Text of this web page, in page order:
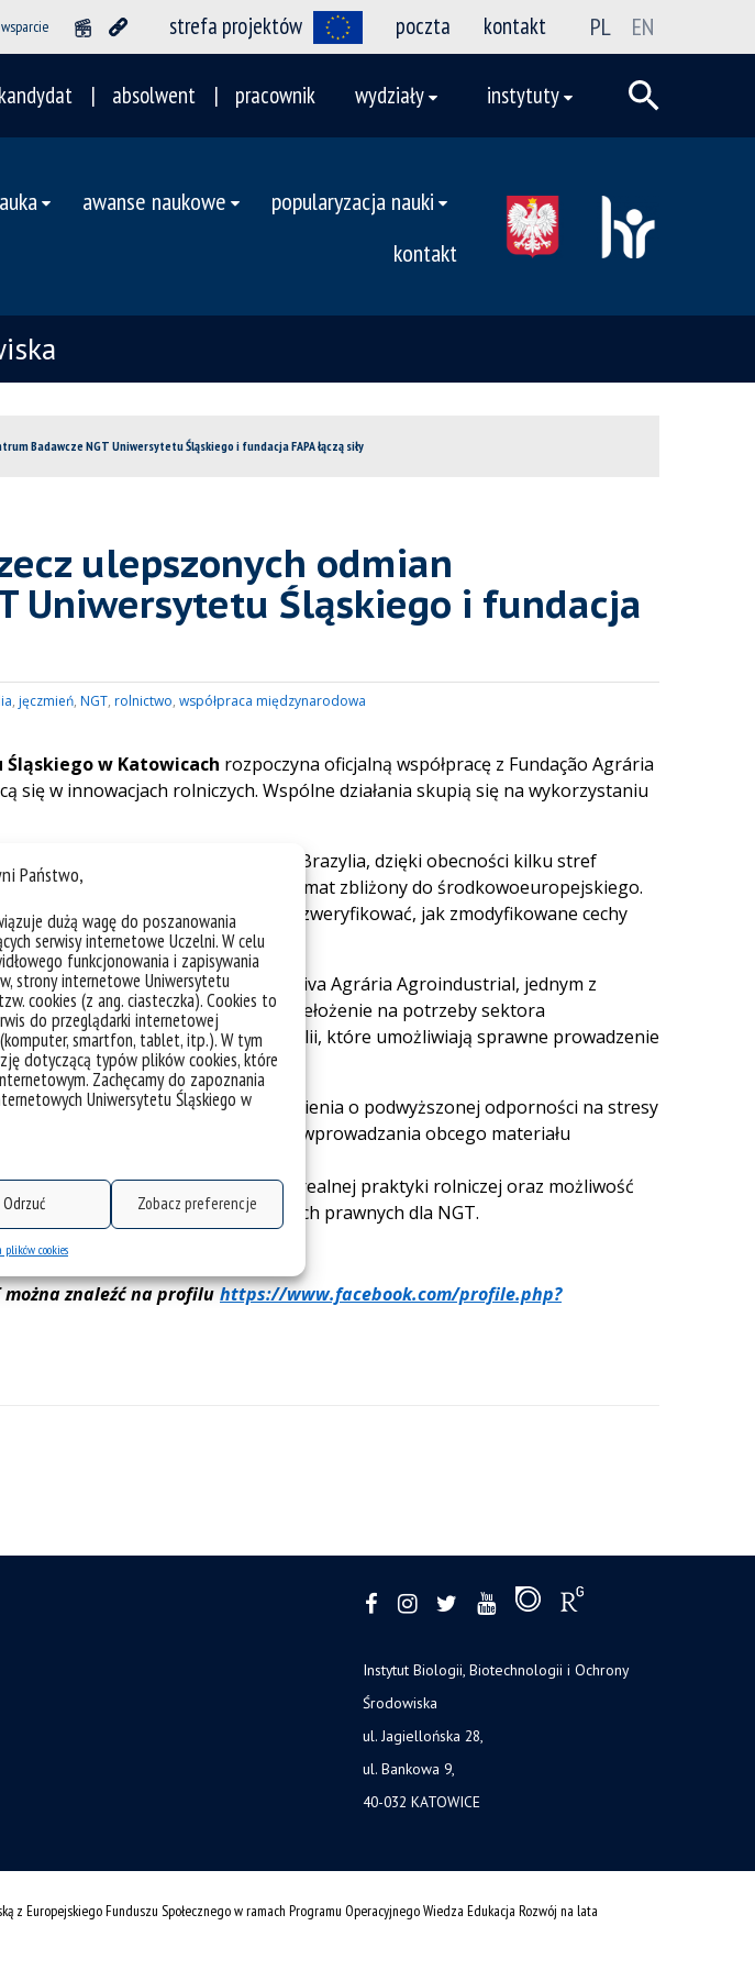
Państwo,
dużą wagę do poszanowania
serwisy internetowe Uczelni. W celu
funkcjonowania i zapisywania
strony internetowe Uniwersytetu
cookies (z ang. ciasteczka). Cookies to
do przeglądarki internetowej
smartfon, tablet, itp.). W tym
dotyczącą typów plików cookies, które
Zachęcamy do zapoznania
Uniwersytetu Śląskiego w
Odrzuć Zobacz preferencje
plików cookies
wsparcie strefa projektów poczta kontakt PL EN
kandydat absolwent pracownik wydziały instytuty
awanse naukowe
popularyzacja nauki
kontakt
Badawcze NGT Uniwersytetu Śląskiego i fundacja FAPA łączą siły
ulepszonych odmian
Uniwersytetu Śląskiego i fundacja
, jęczmień, NGT, rolnictwo, współpraca międzynarodowa
w Katowicach rozpoczyna oficjalną współpracę z Fundação Agrária
się w innowacjach rolniczych. Wspólne działania skupią się na wykorzystaniu
środowiskowymi tego regionu. Brazylia, dzięki obecności kilku stref
wysokich temperatur i susz, po klimat zbliżony do środkowoeuropejskiego.
którym można znacznie szybciej zweryfikować, jak zmodyfikowane cechy
ponieważ działa przy Cooperativa Agrária Agroindustrial, jednym z
jęczmienia mają bezpośrednie przełożenie na potrzeby sektora
regulacyjne obowiązujące w Brazylii, które umożliwiają sprawne prowadzenie
pozwolą uzyskać odmiany jęczmienia o podwyższonej odporności na stresy
zmian w genomie rośliny bez wprowadzania obcego materiału
wyników prac naukowych do realnej praktyki rolniczej oraz możliwość
oraz uregulowanych ramach prawnych dla NGT.
można znaleźć na profiluhttps://www.facebook.com/profile.php?
Instytut Biologii, Biotechnologii i Ochrony
Środowiska
ul. Jagiellońska 28,
ul. Bankowa 9,
40-032 KATOWICE
Europejskiego Funduszu Społecznego w ramach Programu Operacyjnego Wiedza Edukacja Rozwój na lata